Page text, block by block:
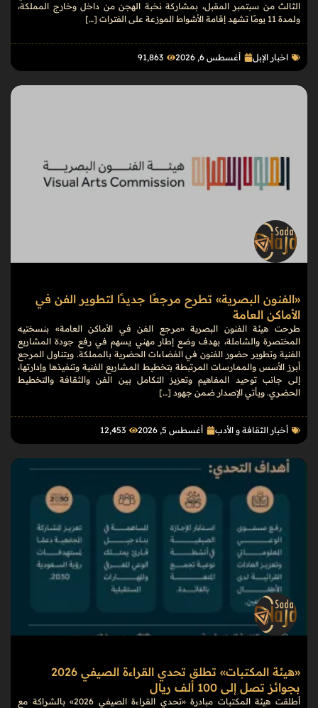
الثالث من سبتمبر المقبل، بمشاركة نخبة الهجن من داخل وخارج المملكة،
ولمدة 11 يومًا تشهد إقامة الأشواط الموزعة على الفترات […]
اخبار الإبل أغسطس 6, 2026 91٬863
«الفنون البصرية» تطرح مرجعًا جديدًا لتطوير الفن في
الأماكن العامة
طرحت هيئة الفنون البصرية «مرجع الفن في الأماكن العامة» بنسختيه
المختصرة والشاملة، بهدف وضع إطار مهني يسهم في رفع جودة المشاريع
الفنية وتطوير حضور الفنون في الفضاءات الحضرية بالمملكة. ويتناول المرجع
أبرز الأسس والممارسات المرتبطة بتخطيط المشاريع الفنية وتنفيذها وإدارتها،
إلى جانب توحيد المفاهيم وتعزيز التكامل بين الفن والثقافة والتخطيط
الحضري. ويأتي الإصدار ضمن جهود […]
أخبار الثقافة و الأدب أغسطس 5, 2026 12٬453
«هيئة المكتبات» تطلق تحدي القراءة الصيفي 2026
بجوائز تصل إلى 100 ألف ريال
أطلقت هيئة المكتبات مبادرة «تحدي القراءة الصيفي 2026» بالشراكة مع